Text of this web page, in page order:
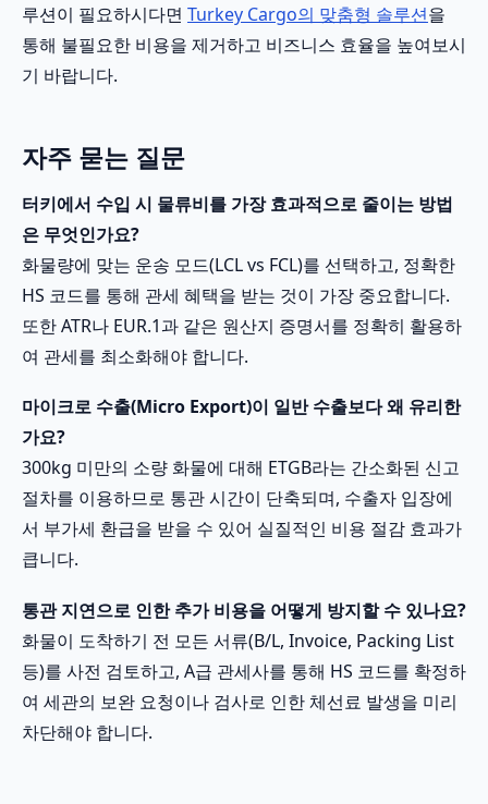
루션이 필요하시다면 Turkey Cargo의 맞춤형 솔루션을
통해 불필요한 비용을 제거하고 비즈니스 효율을 높여보시
기 바랍니다.
자주 묻는 질문
터키에서 수입 시 물류비를 가장 효과적으로 줄이는 방법
은 무엇인가요?
화물량에 맞는 운송 모드(LCL vs FCL)를 선택하고, 정확한
HS 코드를 통해 관세 혜택을 받는 것이 가장 중요합니다.
또한 ATR나 EUR.1과 같은 원산지 증명서를 정확히 활용하
여 관세를 최소화해야 합니다.
마이크로 수출(Micro Export)이 일반 수출보다 왜 유리한
가요?
300kg 미만의 소량 화물에 대해 ETGB라는 간소화된 신고
절차를 이용하므로 통관 시간이 단축되며, 수출자 입장에
서 부가세 환급을 받을 수 있어 실질적인 비용 절감 효과가
큽니다.
통관 지연으로 인한 추가 비용을 어떻게 방지할 수 있나요?
화물이 도착하기 전 모든 서류(B/L, Invoice, Packing List
등)를 사전 검토하고, A급 관세사를 통해 HS 코드를 확정하
여 세관의 보완 요청이나 검사로 인한 체선료 발생을 미리
차단해야 합니다.